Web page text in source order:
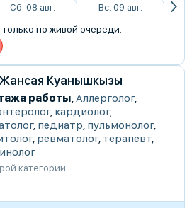
Сб. 08 авг.
Вс. 09 авг.
по живой очереди.
Куанышкызы
работы Аллерголог,
, кардиолог,
, педиатр пульмонолог,
, ревматолог, терапевт
категории